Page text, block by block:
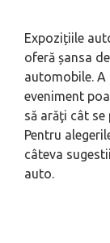
Expozițiile
oferă șansa
automobile. A
eveniment
să arăţi cât
Pentru
câteva
auto.